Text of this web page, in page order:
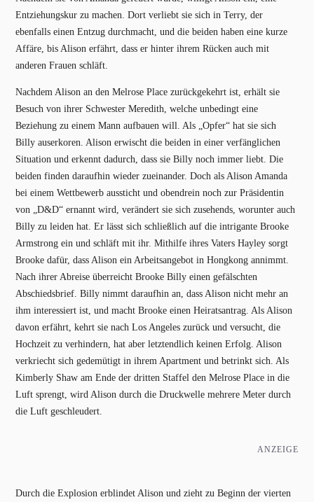
Entziehungskur zu machen. Dort verliebt sie sich in Terry, der
ebenfalls einen Entzug durchmacht, und die beiden haben eine kurze
Affäre, bis Alison erfährt, dass er hinter ihrem Rücken auch mit
anderen Frauen schläft.
Nachdem Alison an den Melrose Place zurückgekehrt ist, erhält sie
Besuch von ihrer Schwester Meredith, welche unbedingt eine
Beziehung zu einem Mann aufbauen will. Als „Opfer“ hat sie sich
Billy auserkoren. Alison erwischt die beiden in einer verfänglichen
Situation und erkennt dadurch, dass sie Billy noch immer liebt. Die
beiden finden daraufhin wieder zueinander. Doch als Alison Amanda
bei einem Wettbewerb aussticht und obendrein noch zur Präsidentin
von „D&D“ ernannt wird, verändert sie sich zusehends, worunter auch
Billy zu leiden hat. Er lässt sich schließlich auf die intrigante Brooke
Armstrong ein und schläft mit ihr. Mithilfe ihres Vaters Hayley sorgt
Brooke dafür, dass Alison ein Arbeitsangebot in Hongkong annimmt.
Nach ihrer Abreise überreicht Brooke Billy einen gefälschten
Abschiedsbrief. Billy nimmt daraufhin an, dass Alison nicht mehr an
ihm interessiert ist, und macht Brooke einen Heiratsantrag. Als Alison
davon erfährt, kehrt sie nach Los Angeles zurück und versucht, die
Hochzeit zu verhindern, hat aber letztendlich keinen Erfolg. Alison
verkriecht sich gedemütigt in ihrem Apartment und betrinkt sich. Als
Kimberly Shaw am Ende der dritten Staffel den Melrose Place in die
Luft sprengt, wird Alison durch die Druckwelle mehrere Meter durch
die Luft geschleudert.
ANZEIGE
Durch die Explosion erblindet Alison und zieht zu Beginn der vierten